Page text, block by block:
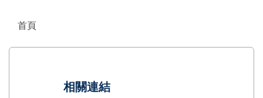
首頁
相關連結